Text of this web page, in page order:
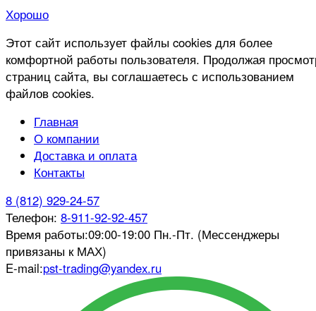
Хорошо
Этот сайт использует файлы cookies для более
комфортной работы пользователя. Продолжая
страниц сайта, вы соглашаетесь с использованием
файлов cookies.
Главная
О компании
Доставка и оплата
Контакты
8 (812) 929-24-57
Телефон: 8-911-92-92-457
Время работы:09:00-19:00 Пн.-Пт. (Мессенджеры
привязаны к МАХ)
E-mail:pst-trading@yandex.ru